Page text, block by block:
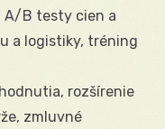
A/B testy cien a
a logistiky, tréning
rozšírenie
zmluvné